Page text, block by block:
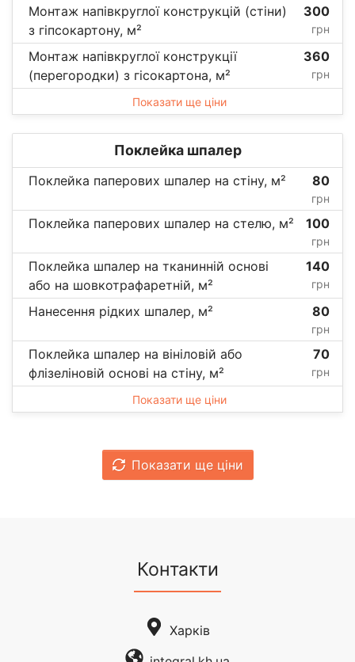
Монтаж напівкруглої конструкцій (стіни)
з гіпсокартону, м²
300
грн
Монтаж напівкруглої конструкції
(перегородки) з гісокартона, м²
360
грн
Показати ще ціни
Поклейка шпалер
Поклейка паперових шпалер на стіну, м² 80
грн
Поклейка паперових шпалер на стелю, м² 100
грн
Поклейка шпалер на тканинній основі
або на шовкотрафаретній, м²
140
грн
Нанесення рідких шпалер, м² 80
грн
Поклейка шпалер на вініловій або
флізеліновій основі на стіну, м²
70
грн
Показати ще ціни
Показати ще ціни
Контакти
Харків